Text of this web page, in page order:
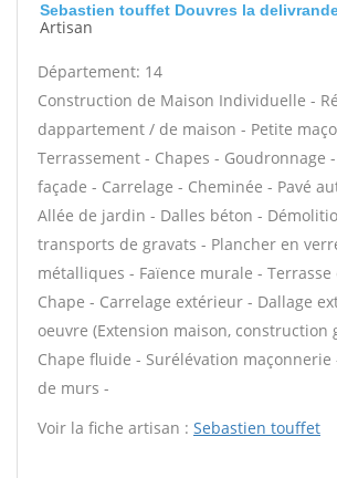
Sebastien touffet Douvres la
Artisan
Département: 14
Construction de Maison Individuelle -
dappartement / de maison - Petite
Terrassement - Chapes - Goudronnage
façade - Carrelage - Cheminée - Pavé
Allée de jardin - Dalles béton -
transports de gravats - Plancher en
métalliques - Faïence murale -
Chape - Carrelage extérieur - Dallage
oeuvre (Extension maison, construction
Chape fluide - Surélévation
de murs -
Voir la fiche artisan : Sebastien touffet